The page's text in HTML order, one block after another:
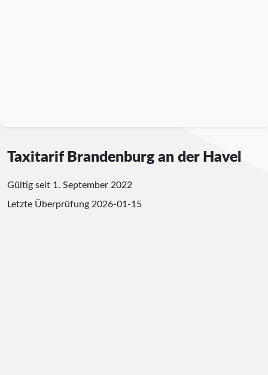
Taxitarif Brandenburg an der Havel
Gültig seit 1. September 2022
Letzte Überprüfung 2026-01-15